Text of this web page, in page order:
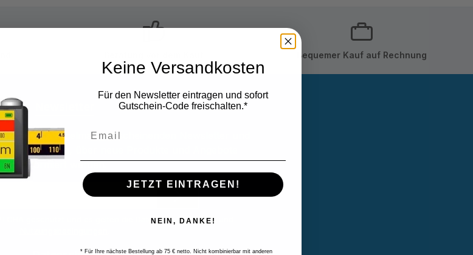
Bequemer Kauf auf Rechnung
unseren regelmäßig erscheinenden Newsletter und
Ersten sein, über neue Produkte und Angebote
informiert werden.
geschützt und es gelten die Datenschutzrichtlinie
Keine Versandkosten
Für den Newsletter eintragen und sofort
Gutschein-Code freischalten.*
JETZT EINTRAGEN!
NEIN, DANKE!
* Für Ihre nächste Bestellung ab 75 € netto. Nicht kombinierbar mit anderen